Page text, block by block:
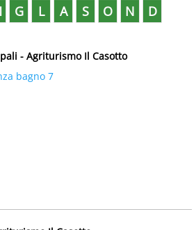
G L A S O N D
- Agriturismo Il Casotto
bagno 7